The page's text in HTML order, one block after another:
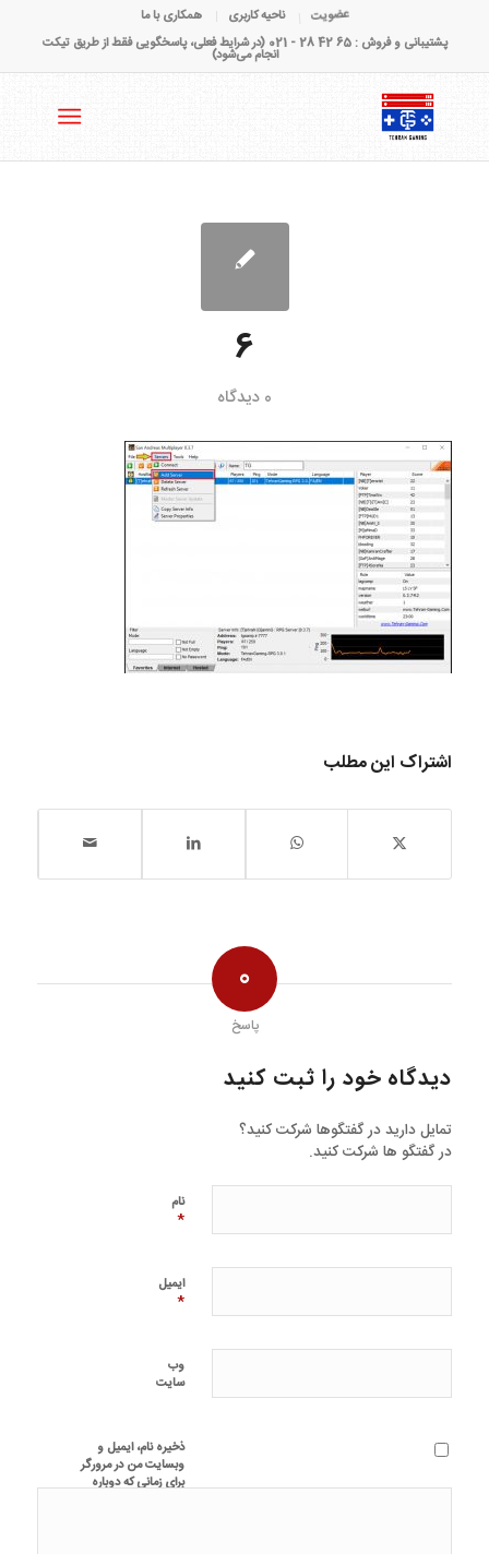
عضویت ناحیه کاربری
همکاری با ما
پشتیبانی و فروش : 65 42 28 - 021 (در شرایط فعلی، پاسخگویی فقط از طریق تیکت
انجام می‌شود)
6
0 دیدگاه
اشتراک این مطلب
0
پاسخ
دیدگاه خود را ثبت کنید
تمایل دارید در گفتگوها شرکت کنید؟
در گفتگو ها شرکت کنید.
نام
*
ایمیل
*
وب‌
سایت
ذخیره نام، ایمیل و
وبسایت من در مرورگر
برای زمانی که دوباره